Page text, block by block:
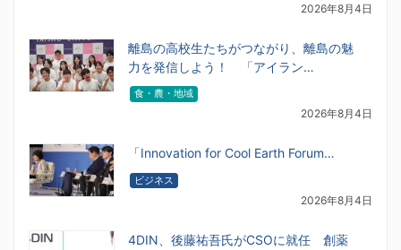
2026年8月4日
離島の高校生たちがつながり、離島の魅
力を発信しよう！ 「アイラン…
食・農・地域
2026年8月4日
「Innovation for Cool Earth Forum…
ビジネス
2026年8月4日
4DIN、後藤祐吾氏がCSOに就任 創薬